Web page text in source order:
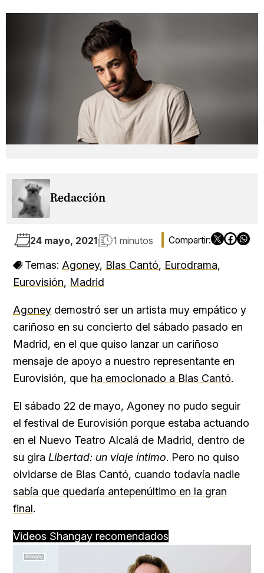
Redacción
24 mayo, 2021 1 minutos
Temas: Agoney, Blas Cantó, Eurodrama,
Eurovisión, Madrid
Agoney demostró ser un artista muy empático y
cariñoso en su concierto del sábado pasado en
Madrid, en el que quiso lanzar un cariñoso
mensaje de apoyo a nuestro representante en
Eurovisión, que ha emocionado a Blas Cantó.
El sábado 22 de mayo, Agoney no pudo seguir
el festival de Eurovisión porque estaba actuando
en el Nuevo Teatro Alcalá de Madrid, dentro de
su gira Libertad: un viaje íntimo. Pero no quiso
olvidarse de Blas Cantó, cuando todavía nadie
sabía que quedaría antepenúltimo en la gran
final.
Videos Shangay recomendados